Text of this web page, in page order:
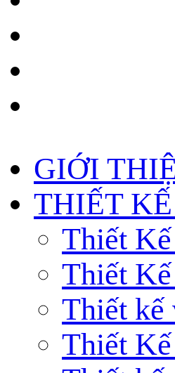
GIỚI
THIẾT
Thiết
Thiết
Thiết kế
Thiết